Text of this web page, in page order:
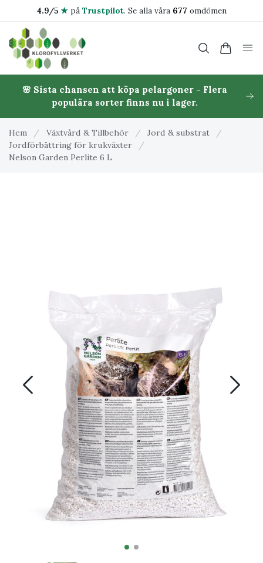
4.9/5 ★på Trustpilot. Se alla våra 677 omdömen
🌸 Sista chansen att köpa pelargoner - Flera
populära sorter finns nu i lager.
Hem / Växtvård & Tillbehör / Jord & substrat
/
Jordförbättring för krukväxter
/
Nelson Garden Perlite 6 L